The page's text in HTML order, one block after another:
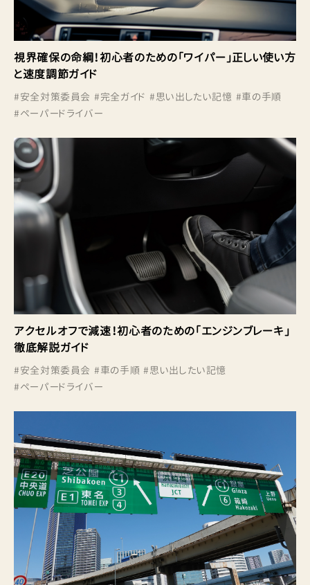
視界確保の命綱！初心者のための「ワイパー」正しい使い方
と速度調節ガイド
#安全対策委員会 #完全ガイド #思い出したい記憶 #車の手順
#ペーパードライバー
アクセルオフで減速！初心者のための「エンジンブレーキ」
徹底解説ガイド
#安全対策委員会 #車の手順 #思い出したい記憶
#ペーパードライバー